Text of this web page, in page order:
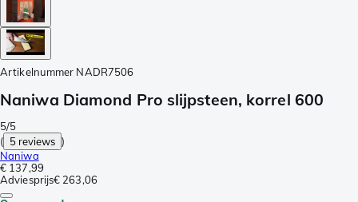
Artikelnummer NADR7506
Naniwa Diamond Pro slijpsteen, korrel 600
5/5
( 5 reviews )
Naniwa
€ 137,99
Adviesprijs€ 263,06